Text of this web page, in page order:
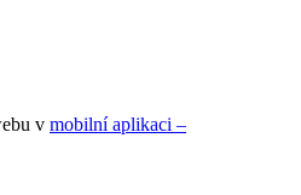
v mobilní aplikaci –